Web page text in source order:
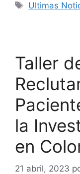
Ultimas
Taller
la
en
21 abril, 2023